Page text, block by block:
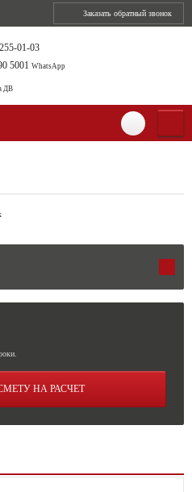
Заказать обратный звонок
ДВ
01-03
5001 WhatsApp
НА РАСЧЕТ